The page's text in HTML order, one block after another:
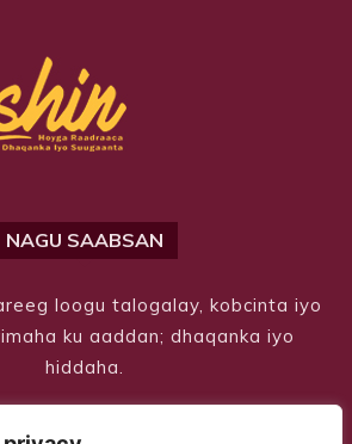
NAGU SAABSAN
loogu talogalay, kobcinta iyo
ku aaddan; dhaqanka iyo
hiddaha.